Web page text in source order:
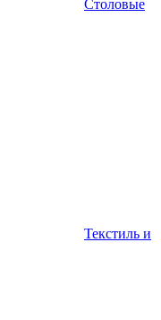
Столовые
Текстиль и